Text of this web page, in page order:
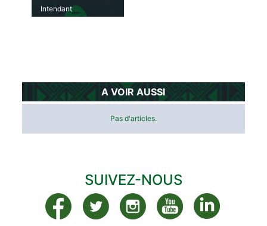
Intendant
A VOIR AUSSI
Pas d'articles.
SUIVEZ-NOUS